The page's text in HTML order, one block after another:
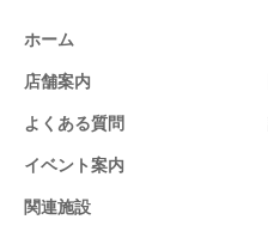
ホーム
店舗案内
よくある質問
イベント案内
関連施設